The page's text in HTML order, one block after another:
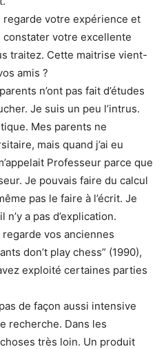
regarde votre expérience et
votre excellente
traitez. Cette maitrise vient-
amis ?
n’ont pas fait d’études
Je suis un peu l’intrus.
Mes parents ne
mais quand j’ai eu
Professeur parce que
Je pouvais faire du calcul
pas le faire à l’écrit. Je
n’y a pas d’explication.
regarde vos anciennes
don’t play chess” (1990),
exploité certaines parties
de façon aussi intensive
recherche. Dans les
très loin. Un produit